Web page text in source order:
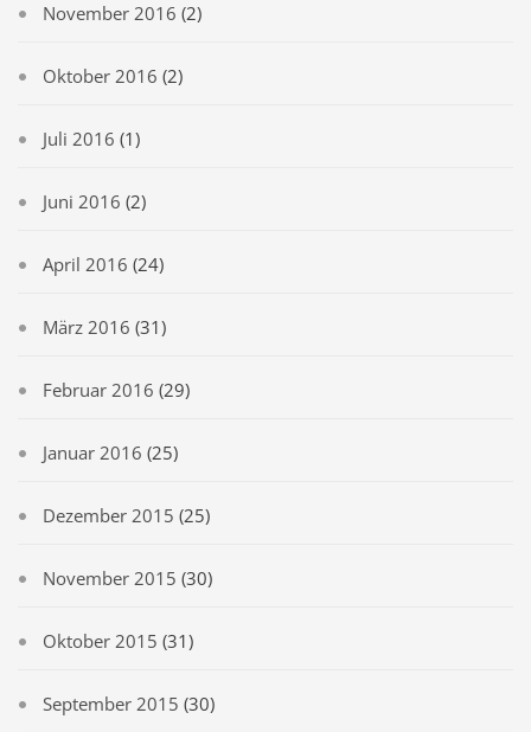
November 2016 (2)
Oktober 2016 (2)
Juli 2016 (1)
Juni 2016 (2)
April 2016 (24)
März 2016 (31)
Februar 2016 (29)
Januar 2016 (25)
Dezember 2015 (25)
November 2015 (30)
Oktober 2015 (31)
September 2015 (30)